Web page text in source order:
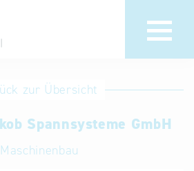
Eintrag
löschen
Aktualisieren
zur Übersicht
Spannsysteme GmbH
Maschinenbau